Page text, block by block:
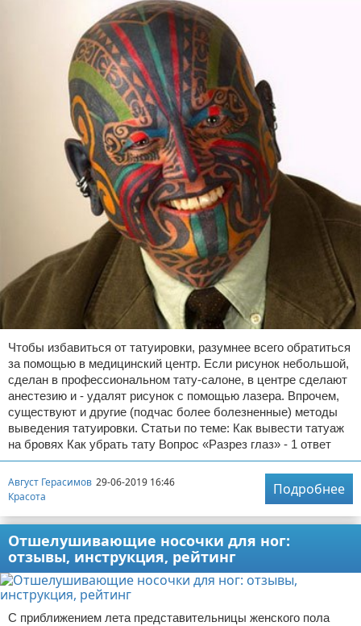
Чтобы избавиться от татуировки, разумнее всего обратиться
за помощью в медицинский центр. Если рисунок небольшой,
сделан в профессиональном тату-салоне, в центре сделают
анестезию и - удалят рисунок с помощью лазера. Впрочем,
существуют и другие (подчас более болезненные) методы
выведения татуировки. Статьи по теме: Как вывести татуаж
на бровях Как убрать тату Вопрос «Разрез глаз» - 1 ответ
Август Герасимов 29-06-2019 16:46
Красота
Подробнее
Отшелушивающие носочки для ног:
отзывы, инструкция, рейтинг
С приближением лета представительницы женского пола